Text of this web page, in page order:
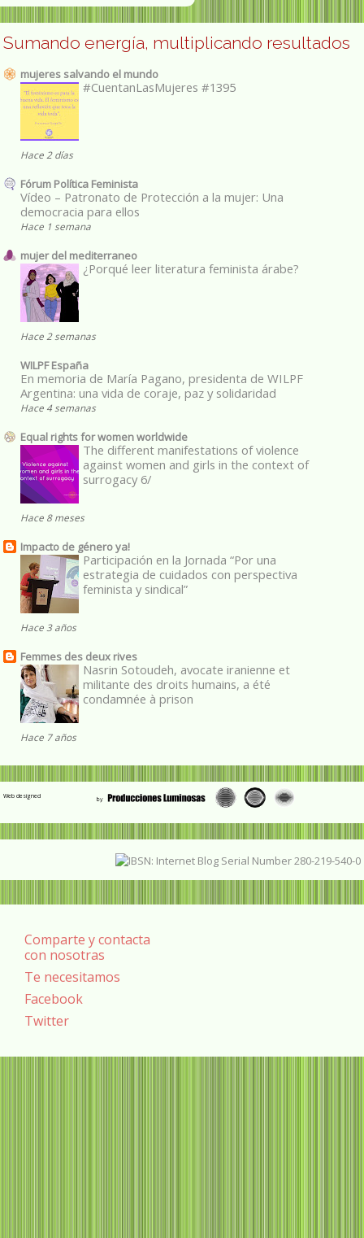
Sumando energía, multiplicando resultados
mujeres salvando el mundo
#CuentanLasMujeres #1395
Hace 2 días
Fórum Política Feminista
Vídeo – Patronato de Protección a la mujer: Una
democracia para ellos
Hace 1 semana
mujer del mediterraneo
¿Porqué leer literatura feminista árabe?
Hace 2 semanas
WILPF España
En memoria de María Pagano, presidenta de WILPF
Argentina: una vida de coraje, paz y solidaridad
Hace 4 semanas
Equal rights for women worldwide
The different manifestations of violence
against women and girls in the context of
surrogacy 6/
Hace 8 meses
Impacto de género ya!
Participación en la Jornada “Por una
estrategia de cuidados con perspectiva
feminista y sindical”
Hace 3 años
Femmes des deux rives
Nasrin Sotoudeh, avocate iranienne et
militante des droits humains, a été
condamnée à prison
Hace 7 años
Web designed
Comparte y contacta
con nosotras
Te necesitamos
Facebook
Twitter